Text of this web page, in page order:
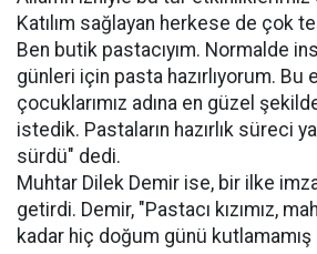
Katılım sağlayan herkese de çok
Ben butik pastacıyım. Normalde
günleri için pasta hazırlıyorum. Bu
çocuklarımız adına en güzel
istedik. Pastaların hazırlık süreci
sürdü" dedi.
Muhtar Dilek Demir ise, bir ilke imza
getirdi. Demir, "Pastacı kızımız,
kadar hiç doğum günü kutlamamış